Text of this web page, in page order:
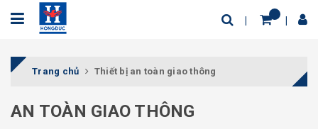
Trang chủ Thiết bị an toàn giao thông
AN TOÀN GIAO THÔNG